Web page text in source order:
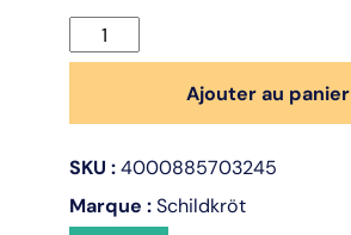
quantité
de
Ajouter au panier
SKU : 4000885703245
Marque : Schildkröt